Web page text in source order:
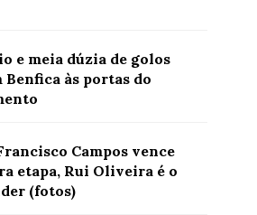
e meia dúzia de golos
Benfica às portas do
Campos vence
etapa, Rui Oliveira é o
(fotos)